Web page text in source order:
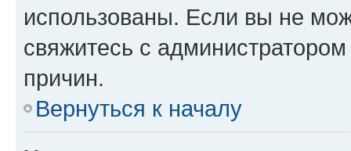
использованы. Если вы не
свяжитесь с
причин.
Вернуться к началу